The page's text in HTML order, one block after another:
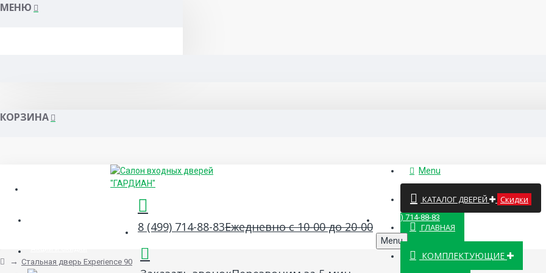
МЕНЮ
КОРЗИНА
8 (499) 714-88-83Ежедневно с 10-00 до 20-00
Menu
КАТАЛОГ ДВЕРЕЙ Скидки
ГЛАВНАЯ
КОМПЛЕКТУЮЩИЕ
8 (499) 714-88-83
Menu
Стальная дверь Experience 90